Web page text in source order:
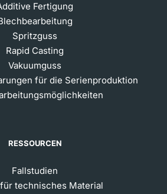
Fertigung
Spritzguss
Rapid Casting
Vakuumguss
für die Serienproduktion
RESSOURCEN
Fallstudien
technisches Material